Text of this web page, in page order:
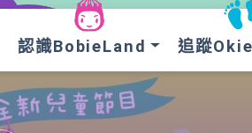
認識BobieLand 追蹤